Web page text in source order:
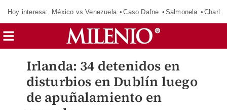
Hoy interesa: México vs Venezuela Caso Dafne Salmonela
Irlanda: 34 detenidos en
disturbios en Dublín luego
de apuñalamiento en